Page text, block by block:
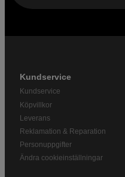
Kundservice
Kundservice
Köpvillkor
Leverans
Reklamation & Reparation
Personuppgifter
Ändra cookieinställningar